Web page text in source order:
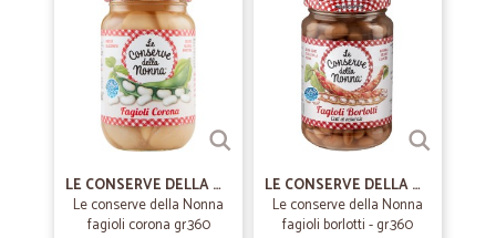
—.
Perfetto!!!
12/06/2019
—Luisa C.
Fantastico sito
LE CONSERVE DELLA NONNA
Le conserve della Nonna
fagioli corona gr.360
LE CONSERVE DELLA NONNA
Le conserve della Nonna
fagioli borlotti - gr.360